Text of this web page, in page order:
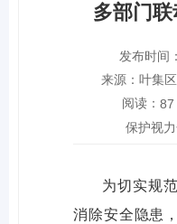
多部门
发布时间
来源：叶集
阅读： 87
保护视力
为切实规
消除安全隐患